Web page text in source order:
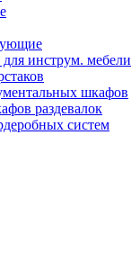
инструм. мебели
шкафов
раздевалок
систем